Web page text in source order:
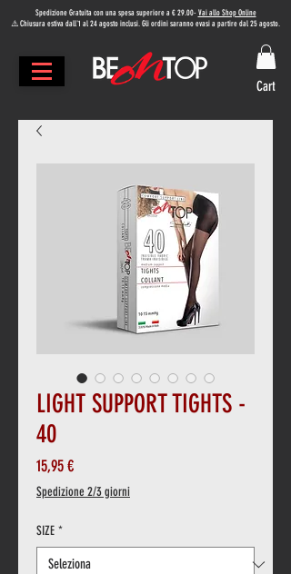
Spedizione Gratuita con una spesa superiore a € 29.00- Vai allo Shop Online
⚠️ Chiusura estiva dall'1 al 24 agosto inclusi. Gli ordini saranno evasi a partire dal 25 agosto.
Cart
LIGHT SUPPORT TIGHTS -
40
15,95 €Prezzo
Spedizione 2/3 giorni
SIZE *